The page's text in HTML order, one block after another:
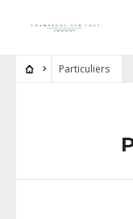
Particuliers